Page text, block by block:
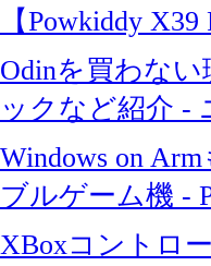
【Powkiddy X39
Odinを買わない
ックなど紹介 -
Windows on
ブルゲーム機 -
XBoxコントロ